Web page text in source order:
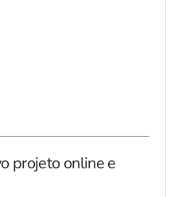
projeto online e